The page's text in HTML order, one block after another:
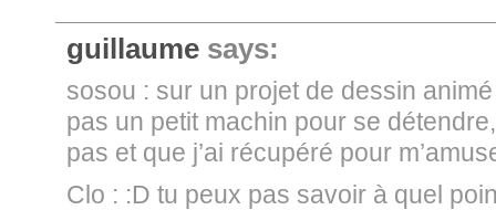
guillaume says:
sosou : sur un projet de dessin animé
pas un petit machin pour se
pas et que j’ai récupéré pour
Clo : :D tu peux pas savoir à quel